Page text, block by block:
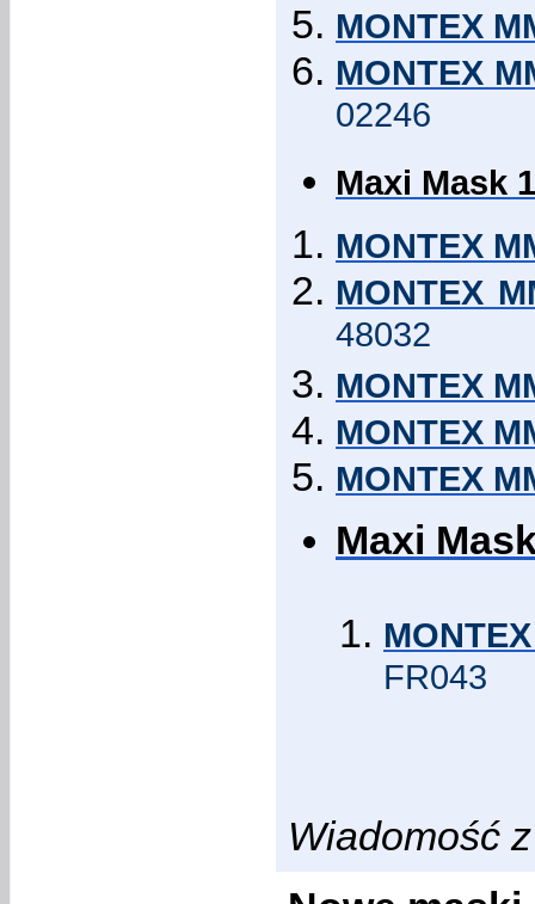
MONTEX
MONTEX
02246
Maxi Mask
MONTEX
MONTEX
48032
MONTEX
MONTEX
MONTEX
Maxi
FR043
Wiadomość